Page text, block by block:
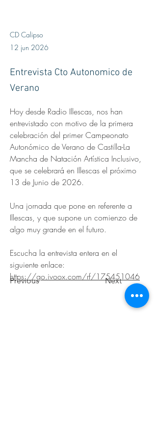
CD Calipso
12 jun 2026
Entrevista Cto Autonomico de
Verano
Previous Next
Hoy desde Radio Illescas, nos han
entrevistado con motivo de la primera
celebración del primer Campeonato
Autonómico de Verano de Castilla-La
Mancha de Natación Artística Inclusivo,
que se celebrará en Illescas el próximo
13 de Junio de 2026.
Una jornada que pone en referente a
Illescas, y que supone un comienzo de
algo muy grande en el futuro.
Escucha la entrevista entera en el
siguiente enlace:
https://go.ivoox.com/rf/175451046